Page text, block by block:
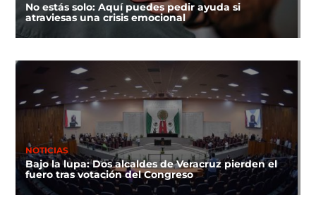
No estás solo: Aquí puedes pedir ayuda si
atraviesas una crisis emocional
NOTICIAS
Bajo la lupa: Dos alcaldes de Veracruz pierden el
fuero tras votación del Congreso